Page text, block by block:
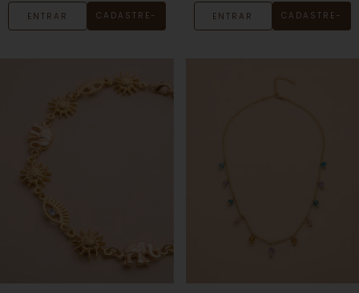
ENTRAR CADASTRE- ENTRAR CADASTRE-